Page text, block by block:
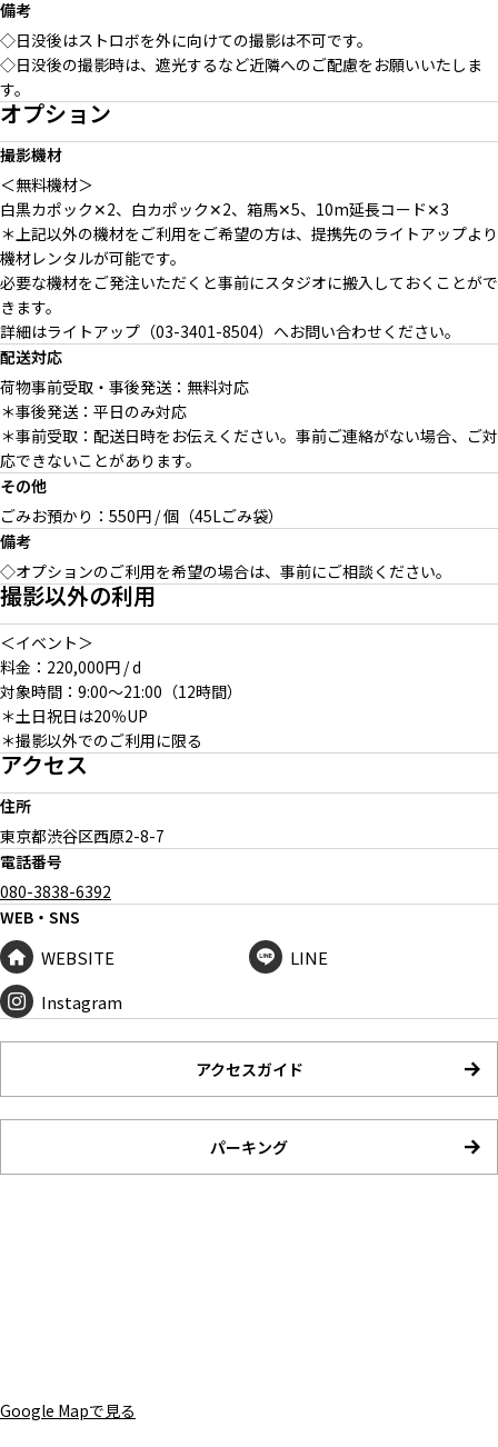
備考
◇日没後はストロボを外に向けての撮影は不可です。
◇日没後の撮影時は、遮光するなど近隣へのご配慮をお願いいたしま
す。
オプション
撮影機材
＜無料機材＞
白黒カポック✕2、白カポック✕2、箱馬✕5、10m延長コード✕3
＊上記以外の機材をご利用をご希望の方は、提携先のライトアップより
機材レンタルが可能です。
必要な機材をご発注いただくと事前にスタジオに搬入しておくことがで
きます。
詳細はライトアップ（03-3401-8504）へお問い合わせください。
配送対応
荷物事前受取・事後発送：無料対応
＊事後発送：平日のみ対応
＊事前受取：配送日時をお伝えください。事前ご連絡がない場合、ご対
応できないことがあります。
その他
ごみお預かり：550円 / 個（45Lごみ袋）
備考
◇オプションのご利用を希望の場合は、事前にご相談ください。
撮影以外の利用
＜イベント＞
料金：220,000円 / d
対象時間：9:00〜21:00（12時間）
＊土日祝日は20％UP
＊撮影以外でのご利用に限る
アクセス
住所
東京都渋谷区西原2-8-7
電話番号
080-3838-6392
WEB・SNS
WEBSITE
LINE
Instagram
アクセスガイド
パーキング
Google Mapで見る